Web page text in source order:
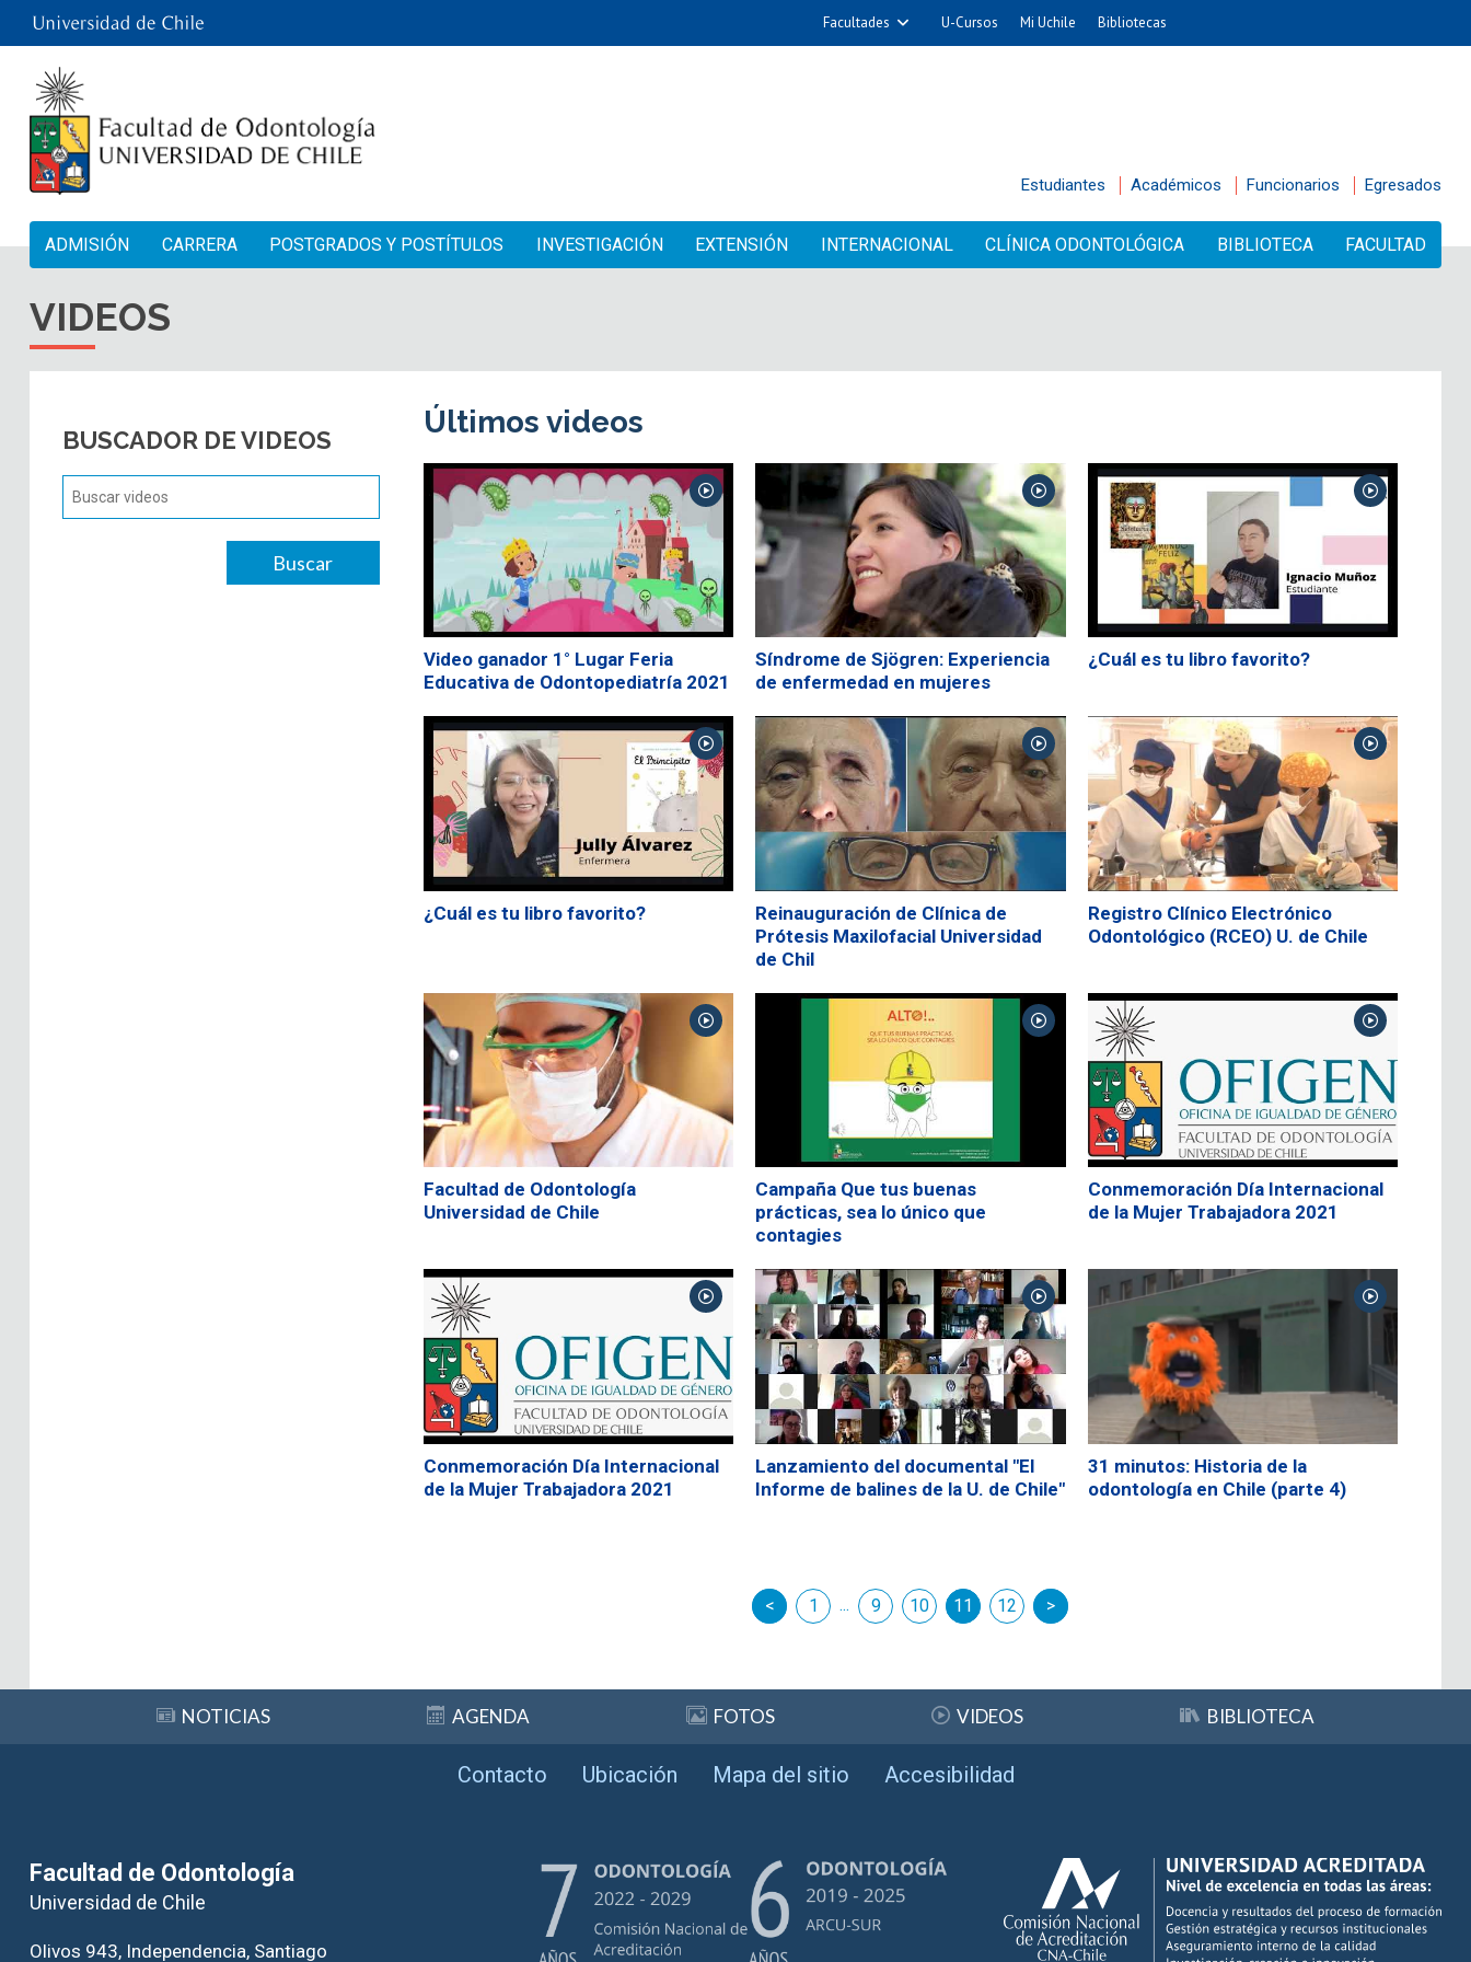
Facultades U-Cursos Mi Uchile Bibliotecas
Estudiantes Académicos Funcionarios Egresados
ADMISIÓN CARRERA POSTGRADOS Y POSTÍTULOS INVESTIGACIÓN EXTENSIÓN INTERNACIONAL CLÍNICA ODONTOLÓGICA BIBLIOTECA FACULTAD
VIDEOS
BUSCADOR DE VIDEOS Últimos videos
Video ganador 1° Lugar Feria
Educativa de Odontopediatría 2021
Síndrome de Sjögren: Experiencia
de enfermedad en mujeres
¿Cuál es tu libro favorito?
¿Cuál es tu libro favorito?
Reinauguración de Clínica de
Prótesis Maxilofacial Universidad
de Chil
Registro Clínico Electrónico
Odontológico (RCEO) U. de Chile
Facultad de Odontología
Universidad de Chile
Campaña Que tus buenas
prácticas, sea lo único que
contagies
Conmemoración Día Internacional
de la Mujer Trabajadora 2021
Conmemoración Día Internacional
de la Mujer Trabajadora 2021
Lanzamiento del documental "El
Informe de balines de la U. de Chile"
31 minutos: Historia de la
odontología en Chile (parte 4)
1 ... 9 10 11 12
siguiente
NOTICIAS AGENDA FOTOS VIDEOS BIBLIOTECA
Contacto Ubicación Mapa del sitio Accesibilidad
Facultad de Odontología
Universidad de Chile
Olivos 943, Independencia, Santiago